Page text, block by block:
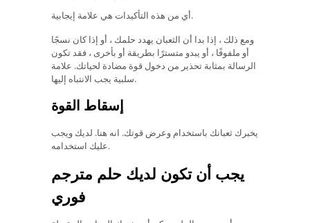
أي من هذه التأكيدات هي علامة إيجابية.
ومع ذلك ، إذا بدا أن الثعبان يهدد حلمك ، أو إذا كان نسجًا
أو ملفوفًا ، أو يبدو متسترًا بطريقة أو بأخرى ، فقد تكون
الرسالة بمثابة تحذير من دخول قوة مضادة لحياتك. علامة
سلبية يجب الانتباه إليها.
إسقاط القوة
يخبرك ثعبانك باستخدام وعرض قوتك. انه هنا. لديك ويجب
عليك استخدامه.
يجب أن تكون لديك حلم مترجم
فوري